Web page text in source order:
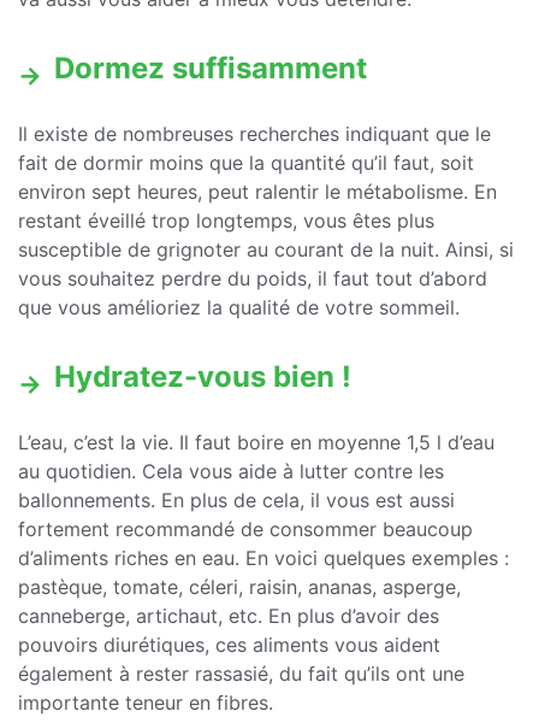
Dormez suffisamment
Il existe de nombreuses recherches indiquant que le
fait de dormir moins que la quantité qu’il faut, soit
environ sept heures, peut ralentir le métabolisme. En
restant éveillé trop longtemps, vous êtes plus
susceptible de grignoter au courant de la nuit. Ainsi, si
vous souhaitez perdre du poids, il faut tout d’abord
que vous amélioriez la qualité de votre sommeil.
Hydratez-vous bien !
L’eau, c’est la vie. Il faut boire en moyenne 1,5 l d’eau
au quotidien. Cela vous aide à lutter contre les
ballonnements. En plus de cela, il vous est aussi
fortement recommandé de consommer beaucoup
d’aliments riches en eau. En voici quelques exemples :
pastèque, tomate, céleri, raisin, ananas, asperge,
canneberge, artichaut, etc. En plus d’avoir des
pouvoirs diurétiques, ces aliments vous aident
également à rester rassasié, du fait qu’ils ont une
importante teneur en fibres.